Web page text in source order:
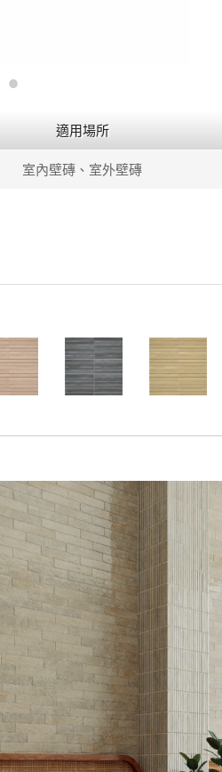
適用場所
室內壁磚、室外壁磚